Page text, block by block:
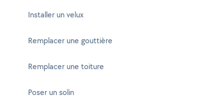
Installer un velux
Remplacer une gouttière
Remplacer une toiture
Poser un solin